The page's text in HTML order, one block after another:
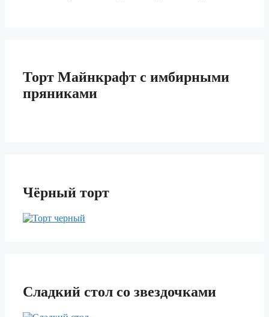
Торт Майнкрафт с имбирными
пряниками
Чёрный торт
Сладкий стол со звездочками